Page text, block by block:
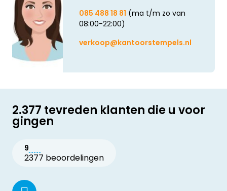
085 488 18 81 (ma t/m zo van
08:00-22:00)
verkoop@kantoorstempels.nl
2.377 tevreden klanten die u voor
gingen
9
2377 beoordelingen